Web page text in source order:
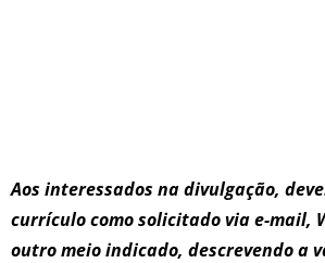
Aos interessados na divulgação,
currículo como solicitado via e-mail,
outro meio indicado, descrevendo a